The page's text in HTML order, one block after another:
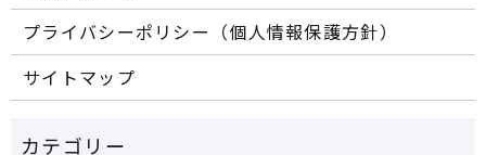
プライバシーポリシー（個人情報保護方針）
サイトマップ